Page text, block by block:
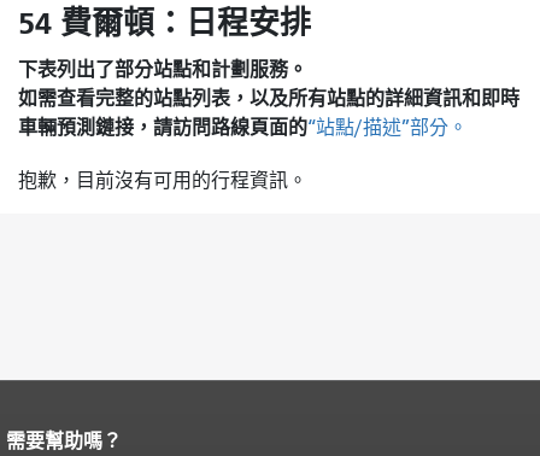
54 費爾頓：日程安排
下表列出了部分站點和計劃服務。
如需查看完整的站點列表，以及所有站點的詳細資訊和即時
車輛預測鏈接，請訪問路線頁面的“站點/描述”部分。
抱歉，目前沒有可用的行程資訊。
頁面內容結束。
需要幫助嗎？